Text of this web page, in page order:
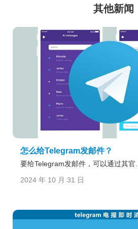
其他新闻
怎么给Telegram发邮件？
要给Telegram发邮件，可以通过其官...
2024 年 10 月 31 日